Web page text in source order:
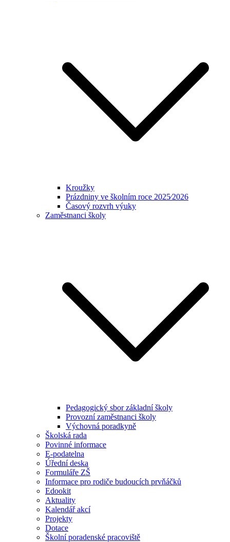
Kroužky
Prázdniny ve školním roce 2025⁄2026
Časový rozvrh výuky
Zaměstnanci školy
Pedagogický sbor základní školy
Provozní zaměstnanci školy
Výchovná poradkyně
Školská rada
Povinné informace
E-podatelna
Úřední deska
Formuláře ZŠ
Informace pro rodiče budoucích prvňáčků
Edookit
Aktuality
Kalendář akcí
Projekty
Dotace
Školní poradenské pracoviště